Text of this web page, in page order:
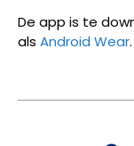
De app is te
als Android Wear.